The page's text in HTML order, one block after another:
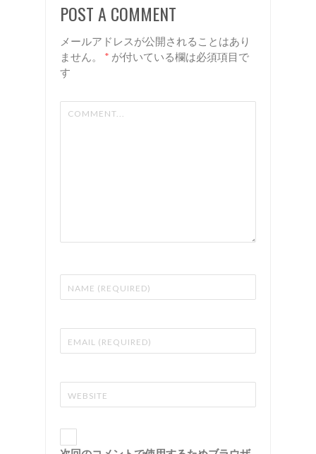
諏訪 岡
谷 美容
室 リア
美容室
リアン
POST A COMMENT
メールアドレスが公開されることはあり
ません。
* が付いている欄は必須項目で
す